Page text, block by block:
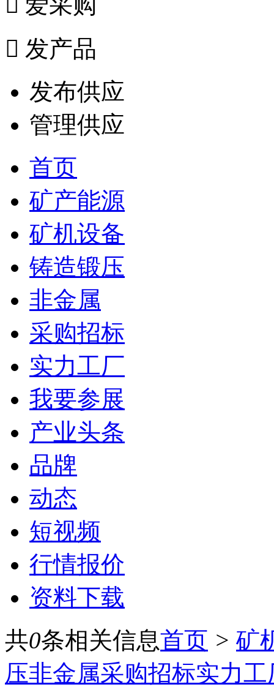
 发产品
发布供应
管理供应
首页
矿产能源
矿机设备
铸造锻压
非金属
采购招标
实力工厂
我要参展
产业头条
品牌
动态
短视频
行情报价
资料下载
共0条相关信息首页 > 矿
压非金属采购招标实力工